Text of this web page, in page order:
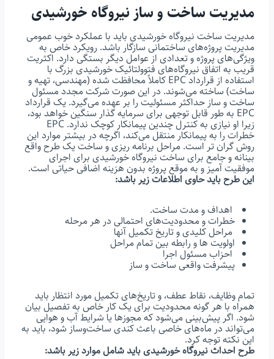
مدیریت ساخت و ساز نیروگاه خورشیدی
مدیریت ساخت نیروگاه خورشیدی باید با عملکرد خوب عمومی
مدیریت پروژه‌های ساختمانی سازگار باشد. رویکرد خاص به
ویژگی‌های پروژه و تعدادی از عوامل دیگر بستگی دارد. اکثریت
قریب به اتفاق نیروگاه‌های فتوولتائیک خورشیدی بزرگ با
استفاده از قرارداد EPC کاملاً محافظت شده (مهندسی، تهیه و
ساخت) ساخته می‌شوند. در این صورت شرکت مجدد مسئول
ساخت و ساز حداکثر مسئولیت را بر عهده می‌گیرد. یک قرارداد
EPC به طور قابل توجهی برای سرمایه گذار سنگین خواهد بود،
زیرا او نیازی به کنترل چندین پیمانکار کوچک ندارد. EPC
خطرات را به پیمانکار منتقل می‌کند، اگرچه در بیشتر موارد این
روش گران تر است. مراحل برنامه ریزی و ساخت یک طرح واقع
بینانه و جامع برای ساخت نیروگاه خورشیدی برای اجرای
موفقیت آمیز و به موقع پروژه بدون هزینه اضافی حیاتی است.
این طرح باید حاوی اطلاعات زیر باشد:
اهداف و مدت ساخت.
خطرات و محدودیت‌های احتمالی در هر مرحله
مراحل کلیدی و تاریخ تکمیل آنها
اولویت ها و رابطه بین تمام مراحل
احزاب مسئول اجرا
پیشرفت واقعی ساخت و ساز
تمام وظایف، نقاط عطف، و تاریخ‌های تکمیل مورد انتظار باید
همراه با هر گونه محدودیت برای یک کار خاص به تفصیل بیان
شود. اگر پیش‌بینی می‌شود که مجوزها یا شرایط آب و هوایی
می‌تواند در ماه‌های خاصی باعث کندی ساخت‌وساز شود، باید به
این نکته توجه کرد.
طرح احداث نیروگاه خورشیدی باید شامل موارد زیر باشد: